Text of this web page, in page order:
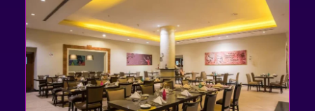
Este restaurante de cozinha local e portuguesa
disponibiliza serviço à la carte ao jantar, das 19h30
às 22h30, e requer reserva antecipada.